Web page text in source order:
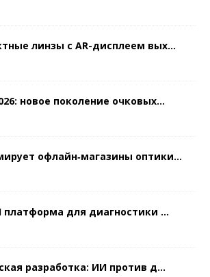
линзы с AR-дисплеем вых...
новое поколение очковых...
офлайн‑магазины оптики...
платформа для диагностики ...
разработка: ИИ против д...